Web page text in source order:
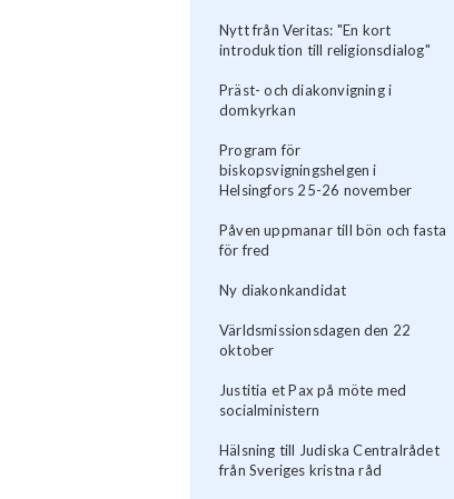
Nytt från Veritas: "En kort
introduktion till religionsdialog"
Präst- och diakonvigning i
domkyrkan
Program för
biskopsvigningshelgen i
Helsingfors 25-26 november
Påven uppmanar till bön och fasta
för fred
Ny diakonkandidat
Världsmissionsdagen den 22
oktober
Justitia et Pax på möte med
socialministern
Hälsning till Judiska Centralrådet
från Sveriges kristna råd